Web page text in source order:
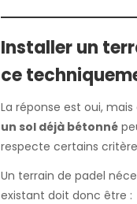
Installer un
ce
La réponse est oui,
un sol déjà bétonné
respecte certains
Un terrain de padel
existant doit donc être :